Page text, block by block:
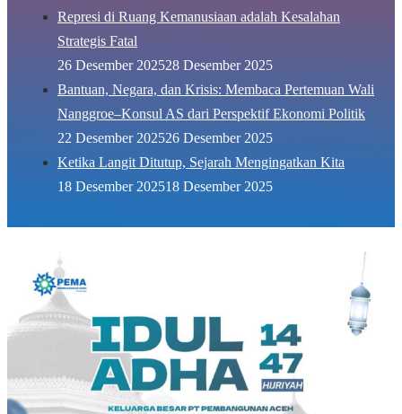
Represi di Ruang Kemanusiaan adalah Kesalahan
Strategis Fatal
26 Desember 202528 Desember 2025
Bantuan, Negara, dan Krisis: Membaca Pertemuan Wali
Nanggroe–Konsul AS dari Perspektif Ekonomi Politik
22 Desember 202526 Desember 2025
Ketika Langit Ditutup, Sejarah Mengingatkan Kita
18 Desember 202518 Desember 2025